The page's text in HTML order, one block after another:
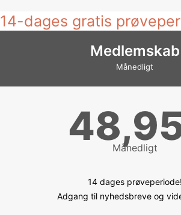
14-dages gratis
Medlemskab
Månedligt
Månedligt
14 dages prøveperiode!
Adgang til nyhedsbreve og